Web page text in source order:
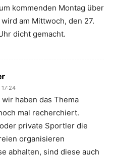
kommenden Montag über
am Mittwoch, den 27.
dicht gemacht.
17:24
wir haben das Thema
mal recherchiert.
private Sportler die
organisieren
abhalten, sind diese auch